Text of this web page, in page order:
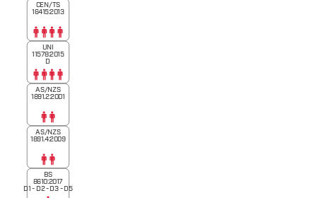
CEN/TS
16415:2013
UNI
11578:2015
D
AS/NZS
1891.2:2001
AS/NZS
1891.4:2009
BS
8610:2017
D1 - D2 - D3 - D5